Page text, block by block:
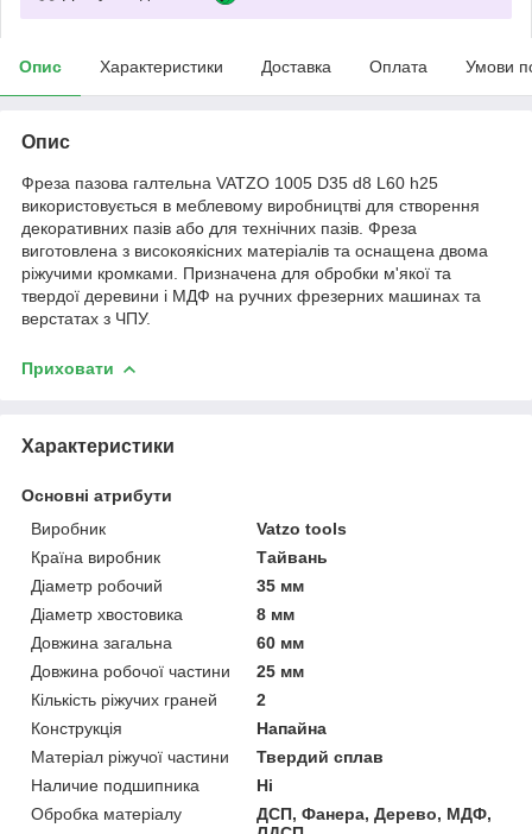
Опис Характеристики Доставка Оплата Умови
Опис
Фреза пазова галтельна VATZO 1005 D35 d8 L60 h25
використовується в меблевому виробництві для створення
декоративних пазів або для технічних пазів. Фреза
виготовлена з високоякісних матеріалів та оснащена двома
ріжучими кромками. Призначена для обробки м'якої та
твердої деревини і МДФ на ручних фрезерних машинах та
верстатах з ЧПУ.
Приховати
Характеристики
Основні атрибути
Виробник
Vatzo tools
Країна виробник
Тайвань
Діаметр робочий
35 мм
Діаметр хвостовика
8 мм
Довжина загальна
60 мм
Довжина робочої частини
25 мм
Кількість ріжучих граней
2
Конструкція
Напайна
Матеріал ріжучої частини
Твердий сплав
Наличие подшипника
Ні
Обробка матеріалу
ДСП, Фанера, Дерево, МДФ,